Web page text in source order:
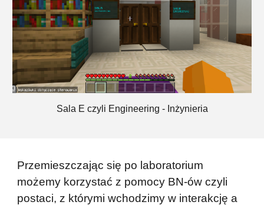
Sala E czyli Engineering - Inżynieria
Przemieszczając się po laboratorium
możemy korzystać z pomocy BN-ów czyli
postaci, z którymi wchodzimy w interakcję a